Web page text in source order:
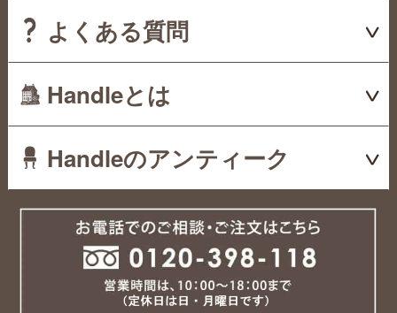
よくある質問
Handleとは
Handleのアンティーク